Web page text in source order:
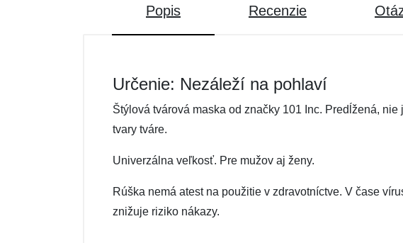
Popis Recenzie
Určenie: Nezáleží na pohlaví
Štýlová tvárová maska od značky 101 Inc. Predĺžená,
tvary tváre.
Univerzálna veľkosť. Pre mužov aj ženy.
Rúška nemá atest na použitie v zdravotníctve. V čase
znižuje riziko nákazy.